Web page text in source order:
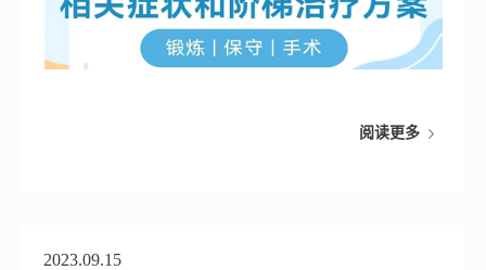
阅读更多
2023.09.15